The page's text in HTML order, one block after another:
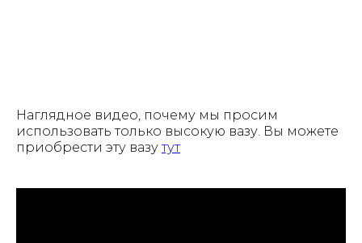
Наглядное видео, почему мы просим
использовать только высокую вазу. Вы можете
приобрести эту вазутут